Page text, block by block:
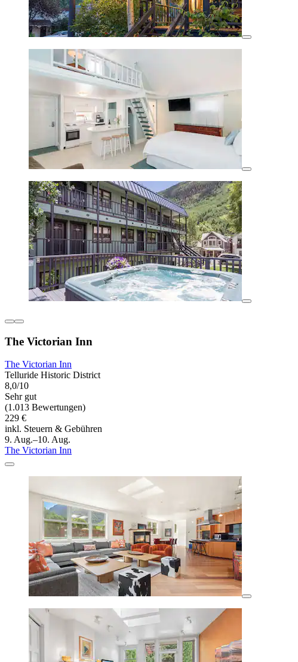
The Victorian Inn
The Victorian Inn
Telluride Historic District
8,0/10
Sehr gut
(1.013 Bewertungen)
229 €
inkl. Steuern & Gebühren
9. Aug.–10. Aug.
The Victorian Inn